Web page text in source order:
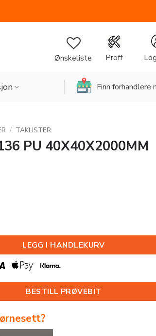
Ønskeliste Proff
Finn forhandlere
/ TAKLISTER
PU 40X40X2000MM
antall
LEGG I HANDLEKURV
BESTILL PRØVEBIT